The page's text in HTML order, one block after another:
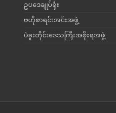
ဥပဒေချုပ်ရုံး
ဗဟိုစာရင်းအင်းအဖွဲ့
ပဲခူးတိုင်းဒေသကြီးအစိုးရအဖွဲ့